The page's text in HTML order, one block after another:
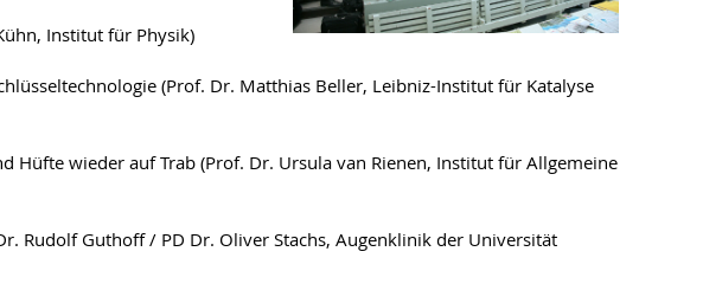
Institut für Physik)
(Prof. Dr. Matthias Beller, Leibniz-Institut für Katalyse
Hüfte wieder auf Trab (Prof. Dr. Ursula van Rienen, Institut für Allgemeine
Rudolf Guthoff / PD Dr. Oliver Stachs, Augenklinik der Universität